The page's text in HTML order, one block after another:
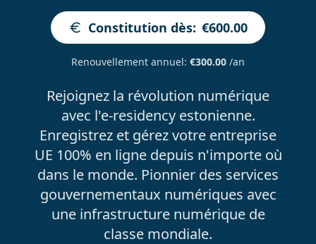
Constitution dès: €600.00
Renouvellement annuel: €300.00 /an
Rejoignez la révolution numérique
avec l'e-residency estonienne.
Enregistrez et gérez votre entreprise
UE 100% en ligne depuis n'importe où
dans le monde. Pionnier des services
gouvernementaux numériques avec
une infrastructure numérique de
classe mondiale.